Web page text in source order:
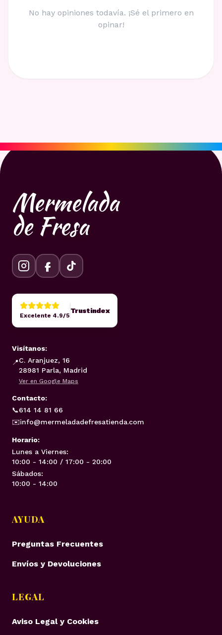
No hay opiniones todavía. ¡Sé el primero en
opinar!
Mermelada
de Fresa
Excelente 4.9/5
Trustindex
Visítanos:
📍C. Aranjuez, 16
28981 Parla, Madrid
Ver en Google Maps
Contacto:
📞614 14 81 66
✉️info@mermeladadefresatienda.com
Horario:
Lunes a Viernes:
10:00 - 14:00 / 17:00 - 20:00
Sábados:
10:00 - 14:00
AYUDA
Preguntas Frecuentes
Envíos y Devoluciones
LEGAL
Aviso Legal y Cookies